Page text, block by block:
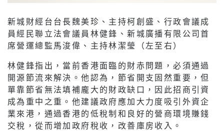
新城財經台台長魏美珍、主持柯創盛、行政會議成
員經民聯立法會議員林健鋒、新城廣播有限公司首
席營運總監馬浚偉、主持林潔瑩（左至右）
林健鋒指出，當前香港面臨的財赤問題，必須通過
開源節流來解決。他認為，節省開支固然重要，但
單靠節省無法填補龐大的財政缺口，因此招商引資
成為重中之重。他建議政府應加大力度吸引外資企
業來港，通過香港的低稅制和良好的營商環境賺錢
交稅，從而增加政府稅收，改善庫房收入。